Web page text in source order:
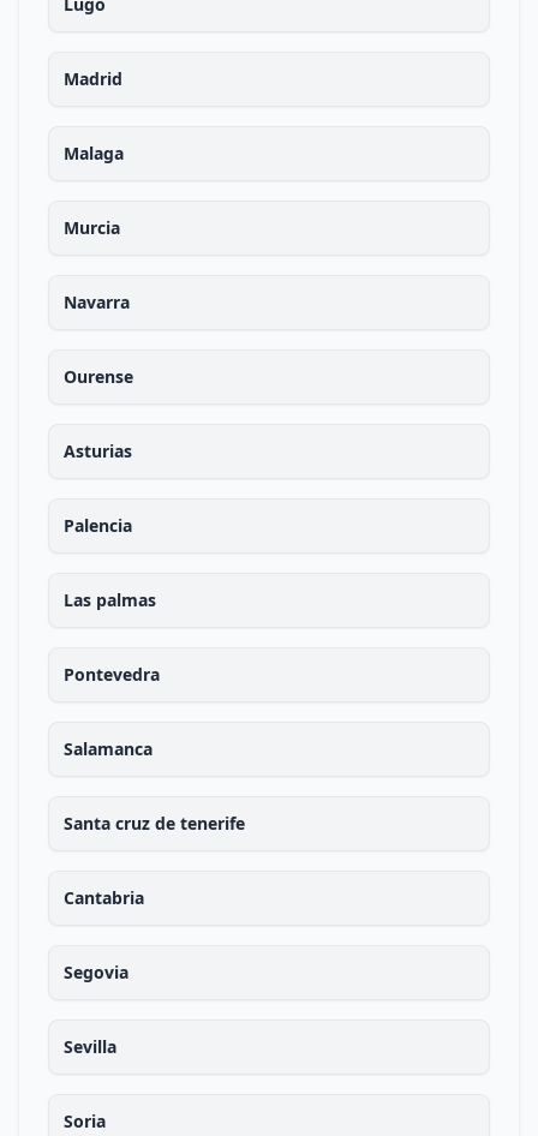
Madrid
Malaga
Murcia
Navarra
Ourense
Asturias
Palencia
Las palmas
Pontevedra
Salamanca
Santa cruz de tenerife
Cantabria
Segovia
Sevilla
Soria